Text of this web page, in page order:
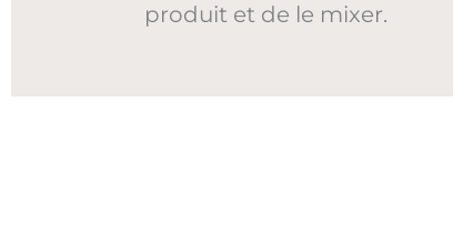
produit et de le mixer.